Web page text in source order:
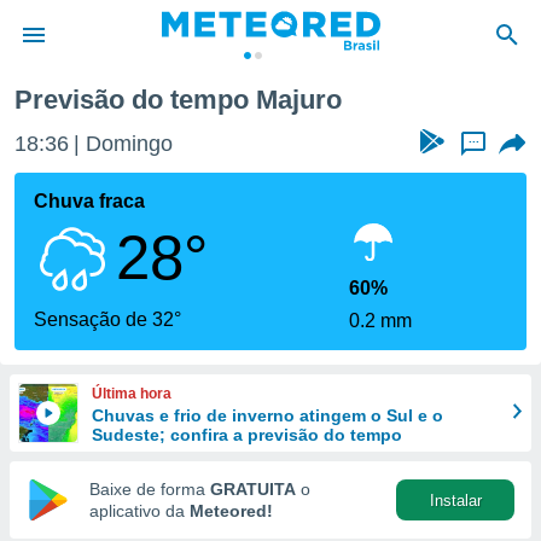
da
fornecidas
a este
das
e
forma
digital
Previsão do tempo Majuro
18:36 Domingo ...
Chuva fraca
28°
Sensação de 32°
60%
0.2 mm
Última hora
Chuvas e frio de inverno atingem o Sul e o
Sudeste; confira a previsão do tempo
Baixe de forma GRATUITA o
aplicativo da Meteored!
Instalar